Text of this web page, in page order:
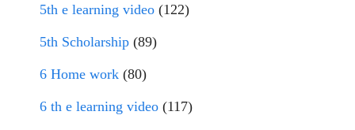
5th e learning video (122)
5th Scholarship (89)
6 Home work (80)
6 th e learning video (117)